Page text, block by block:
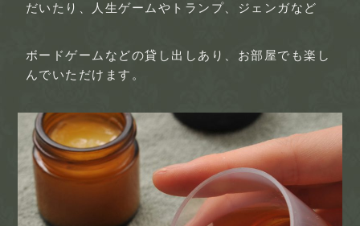
だいたり、人生ゲームやトランプ、ジェンガなど
ボードゲームなどの貸し出しあり、お部屋でも楽し
んでいただけます。